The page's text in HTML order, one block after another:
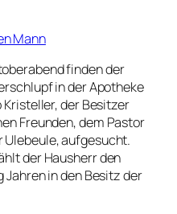
Mann
finden der
in der Apotheke
Kristeller, der Besitzer
Freunden, dem Pastor
Ulebeule, aufgesucht.
der Hausherr den
Jahren in den Besitz der